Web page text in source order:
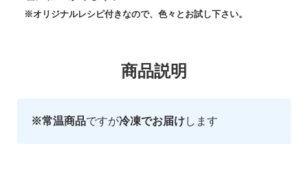
※オリジナルレシピ付きなので、色々とお試し下さい。
商品説明
※常温商品ですが冷凍でお届けします